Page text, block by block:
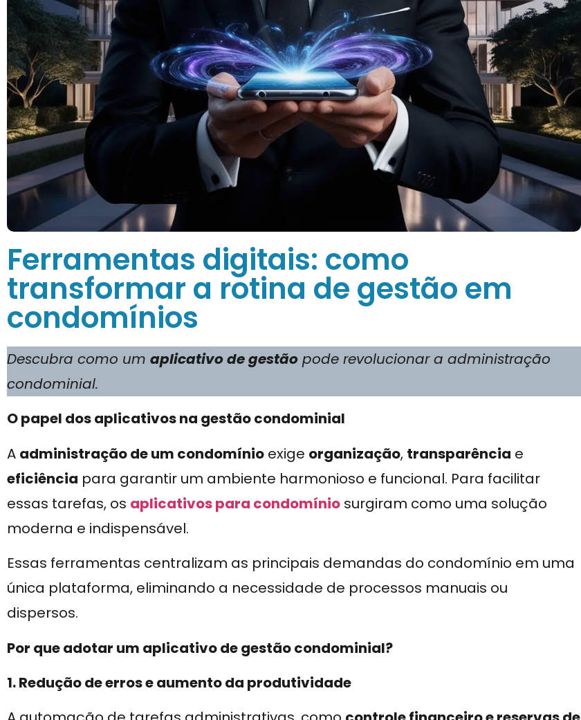
Ferramentas digitais: como
transformar a rotina de gestão em
condomínios
Descubra como um aplicativo de gestão pode revolucionar a administração
condominial.
O papel dos aplicativos na gestão condominial
A administração de um condomínio exige organização, transparência e
eficiência para garantir um ambiente harmonioso e funcional. Para facilitar
essas tarefas, os aplicativos para condomínio surgiram como uma solução
moderna e indispensável.
Essas ferramentas centralizam as principais demandas do condomínio em uma
única plataforma, eliminando a necessidade de processos manuais ou
dispersos.
Por que adotar um aplicativo de gestão condominial?
1. Redução de erros e aumento da produtividade